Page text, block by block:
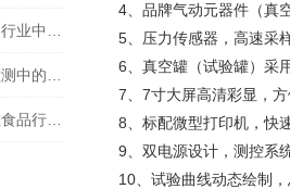
4、品牌气动元器件（真
5、压力传感器，高速采
6、真空罐（试验罐）采
7、7寸大屏高清彩显，
8、标配微型打印机，快
9、双电源设计，测控系
10、试验曲线动态绘制